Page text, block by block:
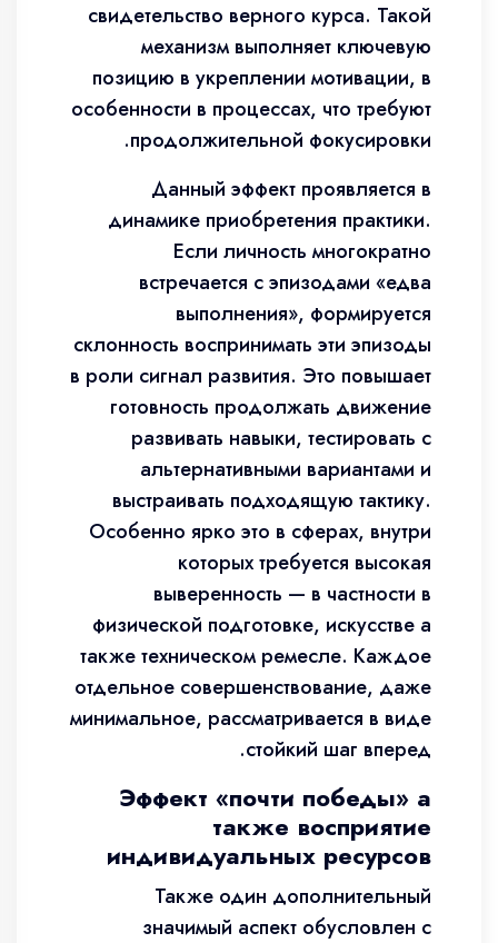
свидетельство верного курса. Такой
механизм выполняет ключевую
позицию в укреплении мотивации, в
особенности в процессах, что требуют
продолжительной фокусировки.
Данный эффект проявляется в
динамике приобретения практики.
Если личность многократно
встречается с эпизодами «едва
выполнения», формируется
склонность воспринимать эти эпизоды
в роли сигнал развития. Это повышает
готовность продолжать движение
развивать навыки, тестировать с
альтернативными вариантами и
выстраивать подходящую тактику.
Особенно ярко это в сферах, внутри
которых требуется высокая
выверенность — в частности в
физической подготовке, искусстве а
также техническом ремесле. Каждое
отдельное совершенствование, даже
минимальное, рассматривается в виде
стойкий шаг вперед.
Эффект «почти победы» а
также восприятие
индивидуальных ресурсов
Также один дополнительный
значимый аспект обусловлен с